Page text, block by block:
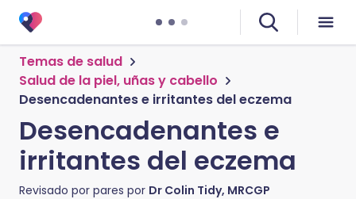
Temas de salud
Salud de la piel, uñas y cabello
Desencadenantes e irritantes del eczema
Desencadenantes e
irritantes del eczema
Revisado por pares por Dr Colin Tidy, MRCGP